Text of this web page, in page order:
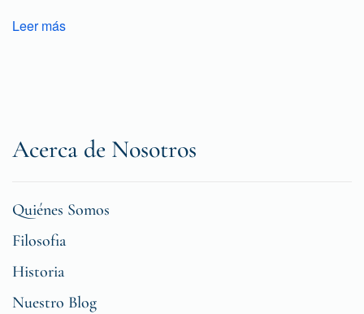
Leer más
Acerca de Nosotros
Quiénes Somos
Filosofia
Historia
Nuestro Blog